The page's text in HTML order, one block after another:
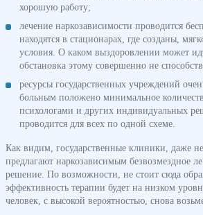
хорошую работу;
лечение наркозависимости проводится
находятся в стационарах, где созданы,
условия. О каком выздоровлении может
обстановка этому совершенно не
ресурсы государственных учреждений
больным положено минимальное
психологами и других индивидуальных
проводится для всех по одной схеме.
Как видим, государственные клиники, даже
предлагают наркозависимым безвозмездное
решение. По возможности, не стоит сюда
эффективность терапии будет на низком
человек, с высокой вероятностью, снова